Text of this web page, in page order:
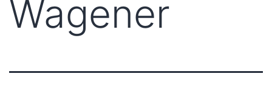
Wagener